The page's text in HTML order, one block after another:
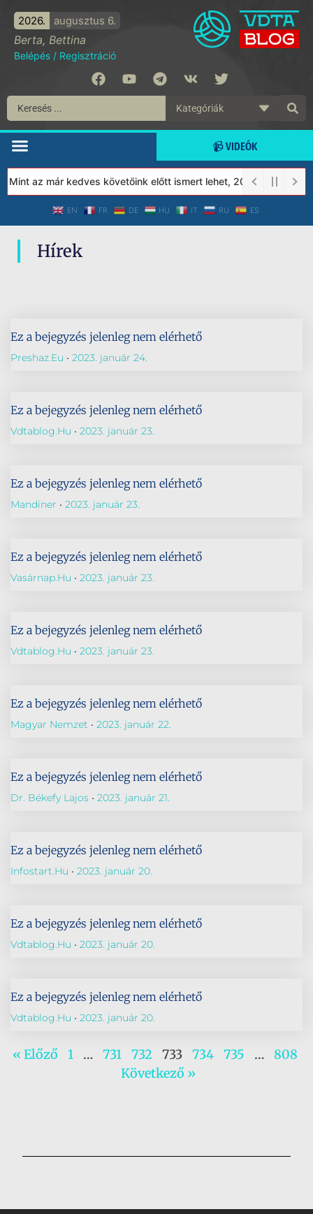
2026. augusztus 6.
Berta, Bettina
Belépés / Regisztráció
📹 VIDEÓK
az már kedves követőink előtt ismert lehet, 2023-tól a
EN FR DE HU IT RU ES
Hírek
Ez a bejegyzés jelenleg nem elérhető
Preshaz.eu 2023. január 24.
Ez a bejegyzés jelenleg nem elérhető
Vdtablog.hu 2023. január 23.
Ez a bejegyzés jelenleg nem elérhető
Mandiner 2023. január 23.
Ez a bejegyzés jelenleg nem elérhető
Vasárnap.hu 2023. január 23.
Ez a bejegyzés jelenleg nem elérhető
Vdtablog.hu 2023. január 23.
Ez a bejegyzés jelenleg nem elérhető
Magyar Nemzet 2023. január 22.
Ez a bejegyzés jelenleg nem elérhető
Dr. Békefy Lajos 2023. január 21.
Ez a bejegyzés jelenleg nem elérhető
Infostart.hu 2023. január 20.
Ez a bejegyzés jelenleg nem elérhető
Vdtablog.hu 2023. január 20.
Ez a bejegyzés jelenleg nem elérhető
Vdtablog.hu 2023. január 20.
« Előző 1 … 731 732 733 734 735 …
808
Következő »